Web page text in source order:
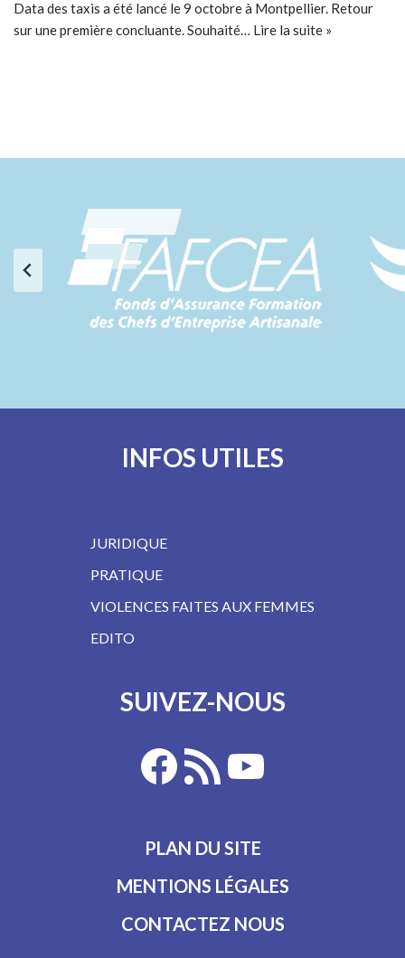
Data des taxis a été lancé le 9 octobre à Montpellier. Retour
sur une première concluante. Souhaité… Lire la suite »
INFOS UTILES
JURIDIQUE
PRATIQUE
VIOLENCES FAITES AUX FEMMES
EDITO
SUIVEZ-NOUS
PLAN DU SITE
MENTIONS LÉGALES
CONTACTEZ NOUS